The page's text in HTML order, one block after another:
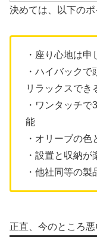
決めては、以下のポ
・座り心地は申
・ハイバック
リラックスでき
・ワンタッチ
能
・オリーブの
・設置と収納が
・他社同等の
正直、今のところ